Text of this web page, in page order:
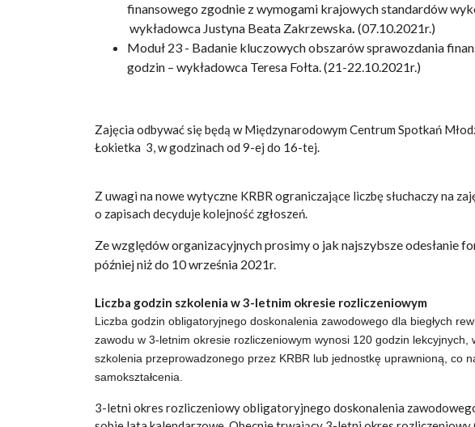
finansowego zgodnie z wymogami krajowych standardów
wykładowca Justyna Beata Zakrzewska. (07.10.2021r.)
Moduł 23 - Badanie kluczowych obszarów sprawozdania
godzin – wykładowca Teresa Fołta. (21-22.10.2021r.)
Zajęcia odbywać się będą w Międzynarodowym Centrum Spotkań
Łokietka 3, w godzinach od 9-ej do 16-tej.
Z uwagi na nowe wytyczne KRBR ograniczające liczbę słuchaczy na
o zapisach decyduje kolejność zgłoszeń.
Ze względów organizacyjnych prosimy o jak najszybsze odesłanie
później niż do 10 września 2021r.
Liczba godzin szkolenia w 3-letnim okresie rozliczeniowym
Liczba godzin obligatoryjnego doskonalenia zawodowego dla biegłych
zawodu w 3-letnim okresie rozliczeniowym wynosi 120 godzin lekcyjnych,
szkolenia przeprowadzonego przez KRBR lub jednostkę uprawnioną, co
samokształcenia.
3-letni okres rozliczeniowy obligatoryjnego doskonalenia